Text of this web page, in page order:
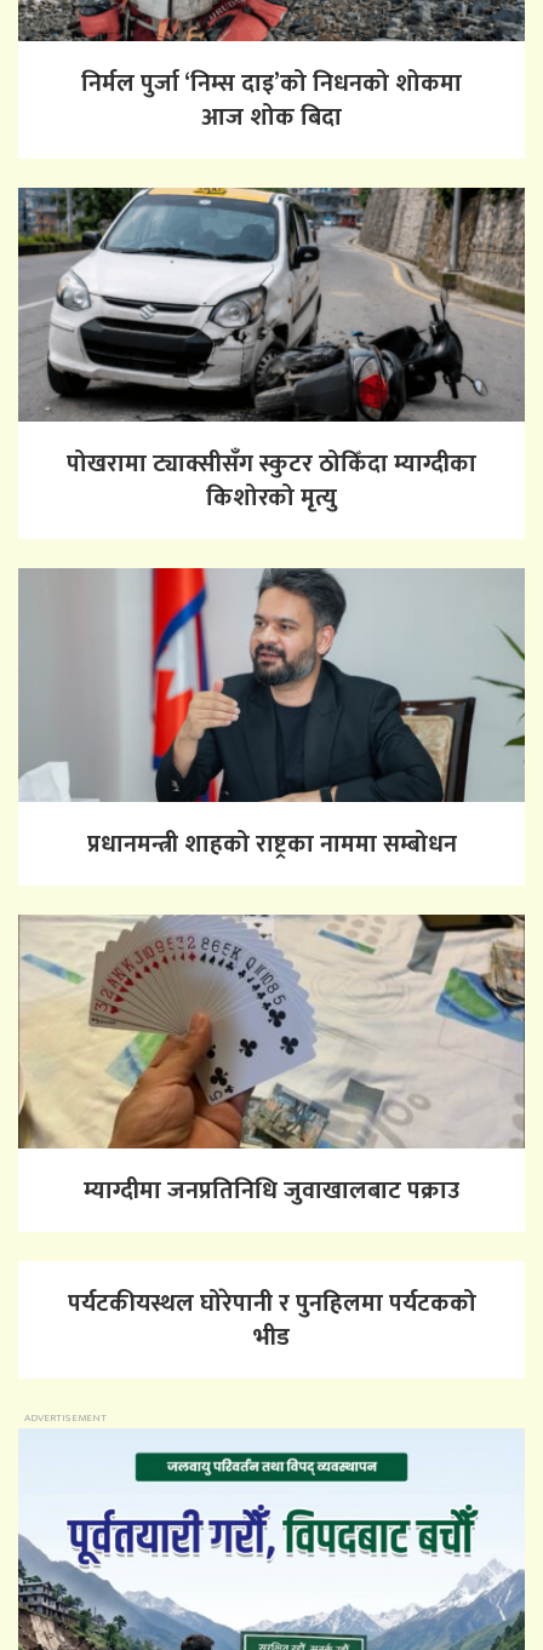
निर्मल पुर्जा ‘निम्स दाइ’को निधनको शोकमा
आज शोक बिदा
पोखरामा ट्याक्सीसँग स्कुटर ठोकिँदा म्याग्दीका
किशोरको मृत्यु
प्रधानमन्त्री शाहको राष्ट्रका नाममा सम्बोधन
म्याग्दीमा जनप्रतिनिधि जुवाखालबाट पक्राउ
पर्यटकीयस्थल घोरेपानी र पुनहिलमा पर्यटकको
भीड